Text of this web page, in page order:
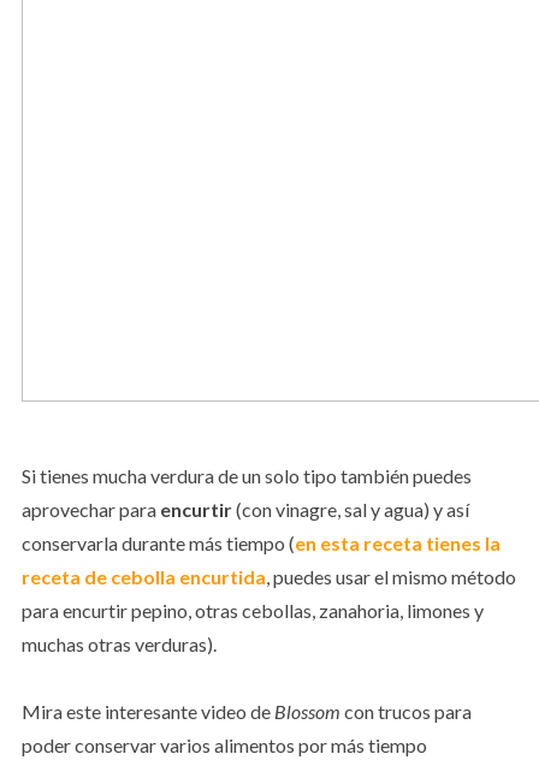
Si tienes mucha verdura de un solo tipo también puedes
aprovechar para encurtir(con vinagre, sal y agua) y así
conservarla durante más tiempo (en esta receta tienes la
receta de cebolla encurtida, puedes usar el mismo método
para encurtir pepino, otras cebollas, zanahoria, limones y
muchas otras verduras).
Mira este interesante video de Blossom con trucos para
poder conservar varios alimentos por más tiempo